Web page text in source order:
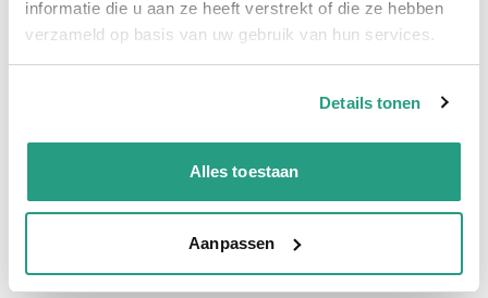
informatie die u aan ze heeft verstrekt of die ze hebben
verzameld op basis van uw gebruik van hun services.
Details tonen
Alles toestaan
Aanpassen